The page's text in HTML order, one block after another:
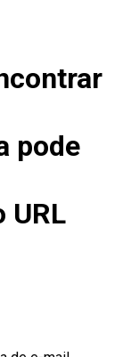
pode
URL